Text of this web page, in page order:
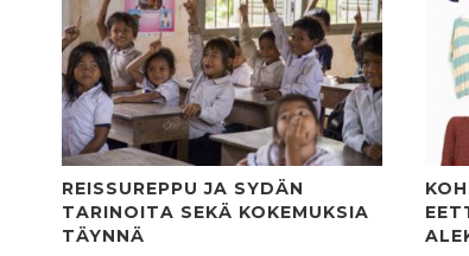
REISSUREPPU JA SYDÄN
TARINOITA SEKÄ KOKEMUKSIA
TÄYNNÄ